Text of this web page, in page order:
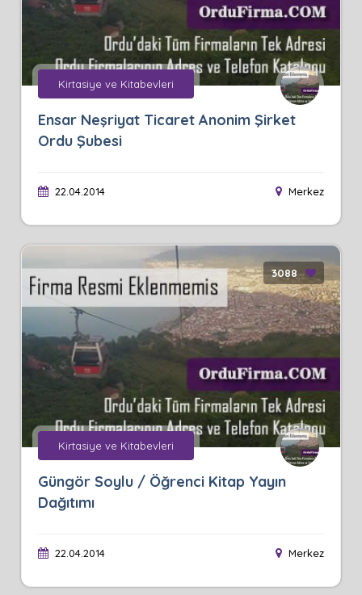
Kirtasiye ve Kitabevleri
Ensar Neşriyat Ticaret Anonim Şirket
Ordu Şubesi
22.04.2014 Merkez
3088
Kirtasiye ve Kitabevleri
Güngör Soylu / Öğrenci Kitap Yayın
Dağıtımı
22.04.2014 Merkez